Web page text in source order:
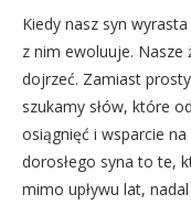
Kiedy nasz syn
z nim ewoluuje.
dojrzeć. Zamiast
szukamy słów, które
osiągnięć i wsparcie
dorosłego syna to te,
mimo upływu lat,